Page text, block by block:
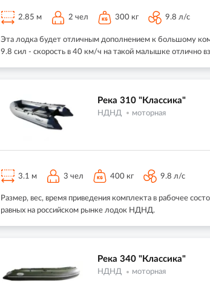
2.85 м 2 чел 300 кг 9.8 л/с
Эта лодка будет отличным дополнением к большому
9.8 сил - скорость в 40 км/ч на такой малышке отлично
Река 310 "Классика"
НДНД моторная
3.1 м 3 чел 400 кг 9.8 л/с
Размер, вес, время приведения комплекта в рабочее
равных на российском рынке лодок НДНД.
Река 340 "Классика"
НДНД моторная